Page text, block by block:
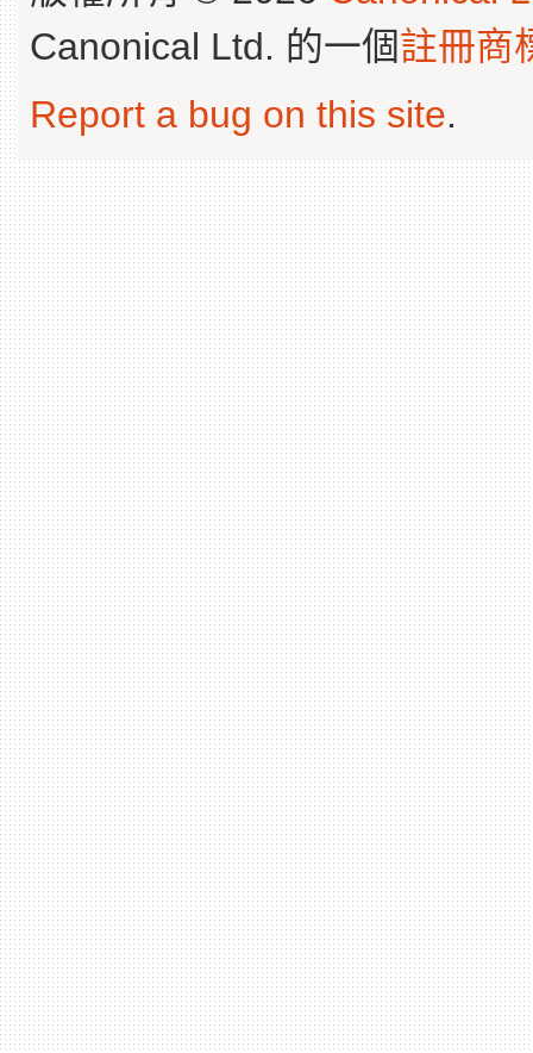
Canonical Ltd. 的一個註冊商
Report a bug on this site.